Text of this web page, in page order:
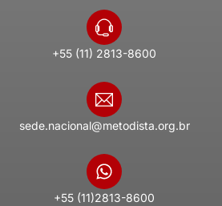
+55 (11) 2813-8600
sede.nacional@metodista.org.br
+55 (11)2813-8600